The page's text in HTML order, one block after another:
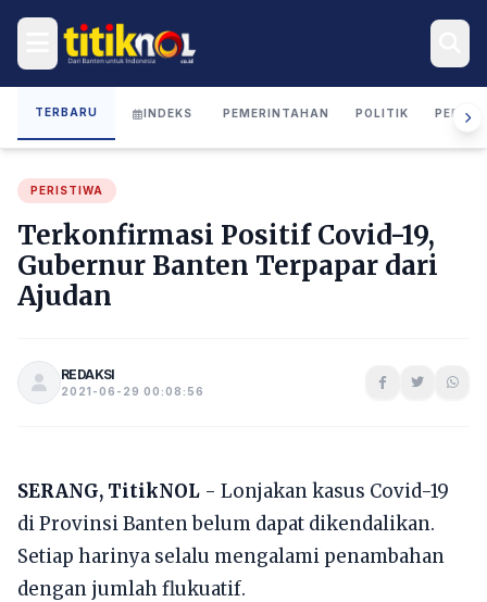
TERBARU INDEKS PEMERINTAHAN POLITIK
PERISTIWA
Terkonfirmasi Positif Covid-19,
Gubernur Banten Terpapar dari
Ajudan
REDAKSI
2021-06-29 00:08:56
SERANG, TitikNOL - Lonjakan kasus Covid-19
di Provinsi Banten belum dapat dikendalikan.
Setiap harinya selalu mengalami penambahan
dengan jumlah flukuatif.